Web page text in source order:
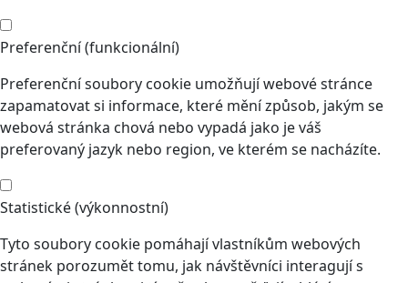
Preferenční (funkcionální)
Preferenční soubory cookie umožňují webové stránce
zapamatovat si informace, které mění způsob, jakým se
webová stránka chová nebo vypadá jako je váš
preferovaný jazyk nebo region, ve kterém se nacházíte.
Statistické (výkonnostní)
Tyto soubory cookie pomáhají vlastníkům webových
stránek porozumět tomu, jak návštěvníci interagují s